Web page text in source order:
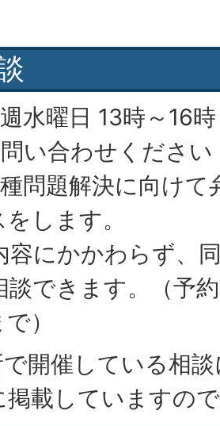
水曜日 13時～16時
い合わせください
問題解決に向けて
します。
容にかかわらず、
談できます。（予
）
開催している相
載していますの